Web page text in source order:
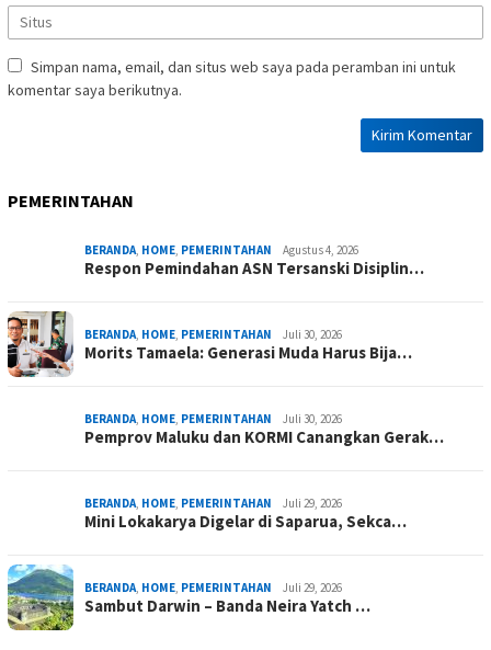
Simpan nama, email, dan situs web saya pada peramban ini untuk
komentar saya berikutnya.
PEMERINTAHAN
BERANDA, HOME, PEMERINTAHAN Agustus 4, 2026
Respon Pemindahan ASN Tersanski Disiplin…
BERANDA, HOME, PEMERINTAHAN Juli 30, 2026
Morits Tamaela: Generasi Muda Harus Bija…
BERANDA, HOME, PEMERINTAHAN Juli 30, 2026
Pemprov Maluku dan KORMI Canangkan Gerak…
BERANDA, HOME, PEMERINTAHAN Juli 29, 2026
Mini Lokakarya Digelar di Saparua, Sekca…
BERANDA, HOME, PEMERINTAHAN Juli 29, 2026
Sambut Darwin – Banda Neira Yatch …